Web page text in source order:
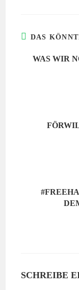
DAS
WAS WIR
SCHREIBE